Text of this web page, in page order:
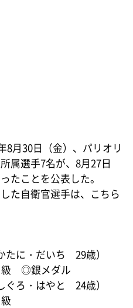
月30日（金）、パリオリ
属選手7名が、8月27日
たことを公表した。
た自衛官選手は、こちら
たに・だいち 29歳）
級 ◎銀メダル
ぐろ・はやと 24歳）